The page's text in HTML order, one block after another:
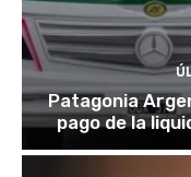
Patagonia
pago de la